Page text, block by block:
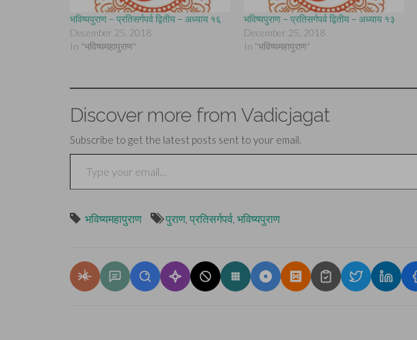
भविष्यपुराण – प्रतिसर्गपर्व द्वितीय – अध्याय १६
December 25, 2018
In "भविष्यमहापुराण"
भविष्यपुराण – प्रतिसर्गपर्व द्वितीय – अध्याय १३
December 25, 2018
In "भविष्यमहापुराण"
Discover more from Vadicjagat
Subscribe to get the latest posts sent to your email.
Type your email…
भविष्यमहापुराण पुराण प्रतिसर्गपर्व भविष्यपुराण